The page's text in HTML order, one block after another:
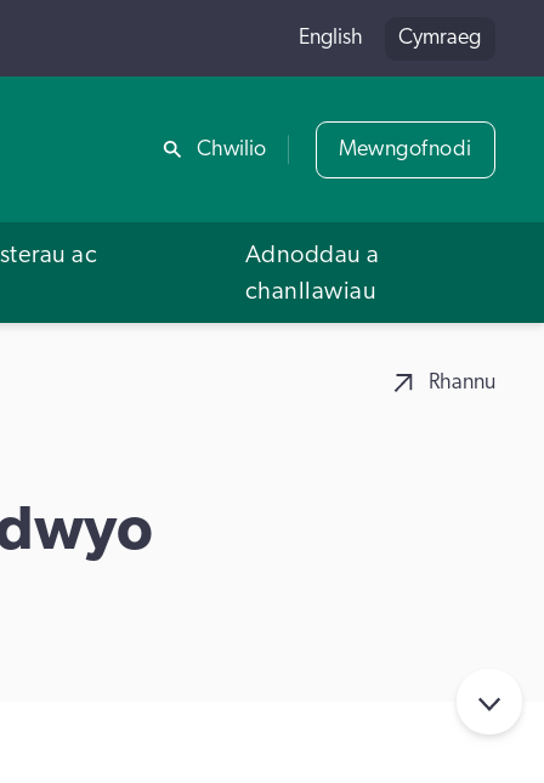
Rhannu
English Cymraeg
Chwilio Mewngofnodi
ac
Adnoddau a
chanllawiau
Rhannu